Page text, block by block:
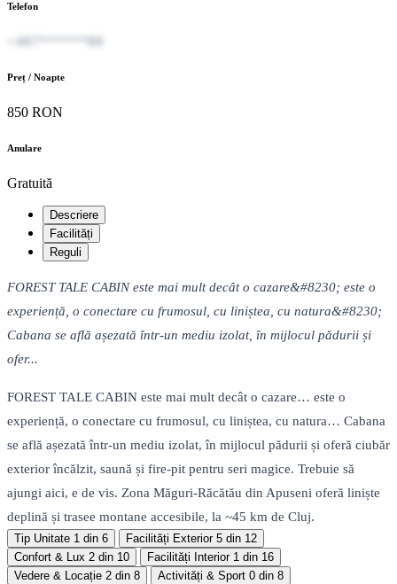
Telefon
+407******80
Preț / Noapte
850 RON
Anulare
Gratuită
Descriere
Facilități
Reguli
FOREST TALE CABIN este mai mult decât o cazare&#8230; este o
experiență, o conectare cu frumosul, cu liniștea, cu natura&#8230;
Cabana se află așezată într-un mediu izolat, în mijlocul pădurii și
ofer...
FOREST TALE CABIN este mai mult decât o cazare… este o
experiență, o conectare cu frumosul, cu liniștea, cu natura… Cabana
se află așezată într-un mediu izolat, în mijlocul pădurii și oferă ciubăr
exterior încălzit, saună și fire-pit pentru seri magice. Trebuie să
ajungi aici, e de vis. Zona Măguri-Răcătău din Apuseni oferă liniște
deplină și trasee montane accesibile, la ~45 km de Cluj.
Tip Unitate 1 din 6 Facilități Exterior 5 din 12
Confort & Lux 2 din 10 Facilități Interior 1 din 16
Vedere & Locație 2 din 8 Activități & Sport 0 din 8